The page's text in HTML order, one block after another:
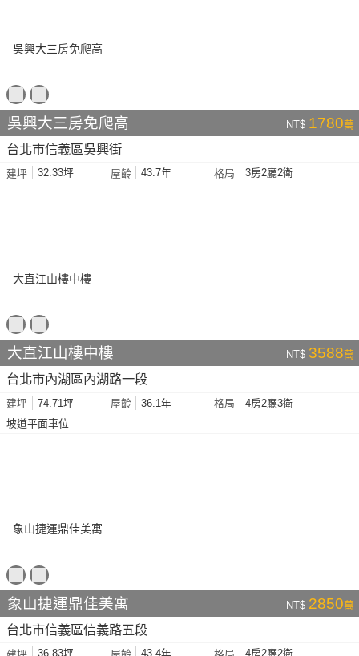
吳興大三房免爬高 NT$ 1780萬
台北市信義區吳興街
建坪 32.33坪 屋齡 43.7年 格局 3房2廳2衛
大直江山樓中樓 NT$ 3588萬
台北市內湖區內湖路一段
建坪 74.71坪 屋齡 36.1年 格局
4房2廳3衛
坡道平面車位
象山捷運鼎佳美寓 NT$ 2850萬
台北市信義區信義路五段
36.83坪 43.4年 4房2廳2衛